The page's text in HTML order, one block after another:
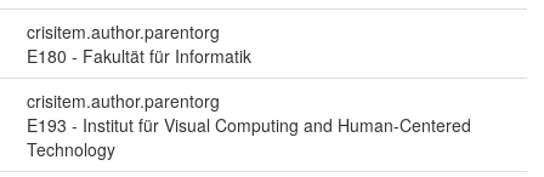
crisitem.author.parentorg
E180 - Fakultät für Informatik
crisitem.author.parentorg
E193 - Institut für Visual Computing and Human-Centered
Technology